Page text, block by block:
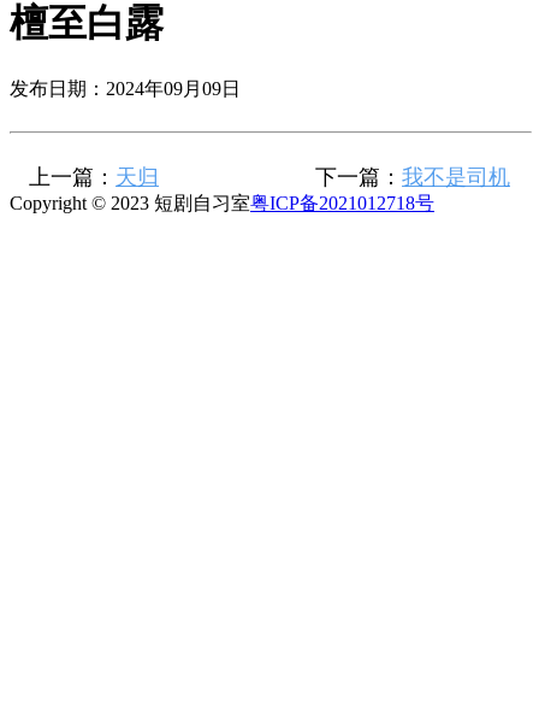
檀至白露
发布日期：2024年09月09日
上一篇： 天归 下一篇： 我不是司机
Copyright © 2023 短剧自习室粤ICP备2021012718号